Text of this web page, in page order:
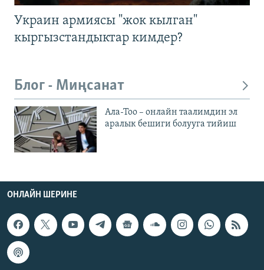
Украин армиясы "жок кылган"
кыргызстандыктар кимдер?
Блог - Миңсанат
Ала-Тоо – онлайн таалимдин эл
аралык бешиги болууга тийиш
ОНЛАЙН ШЕРИНЕ